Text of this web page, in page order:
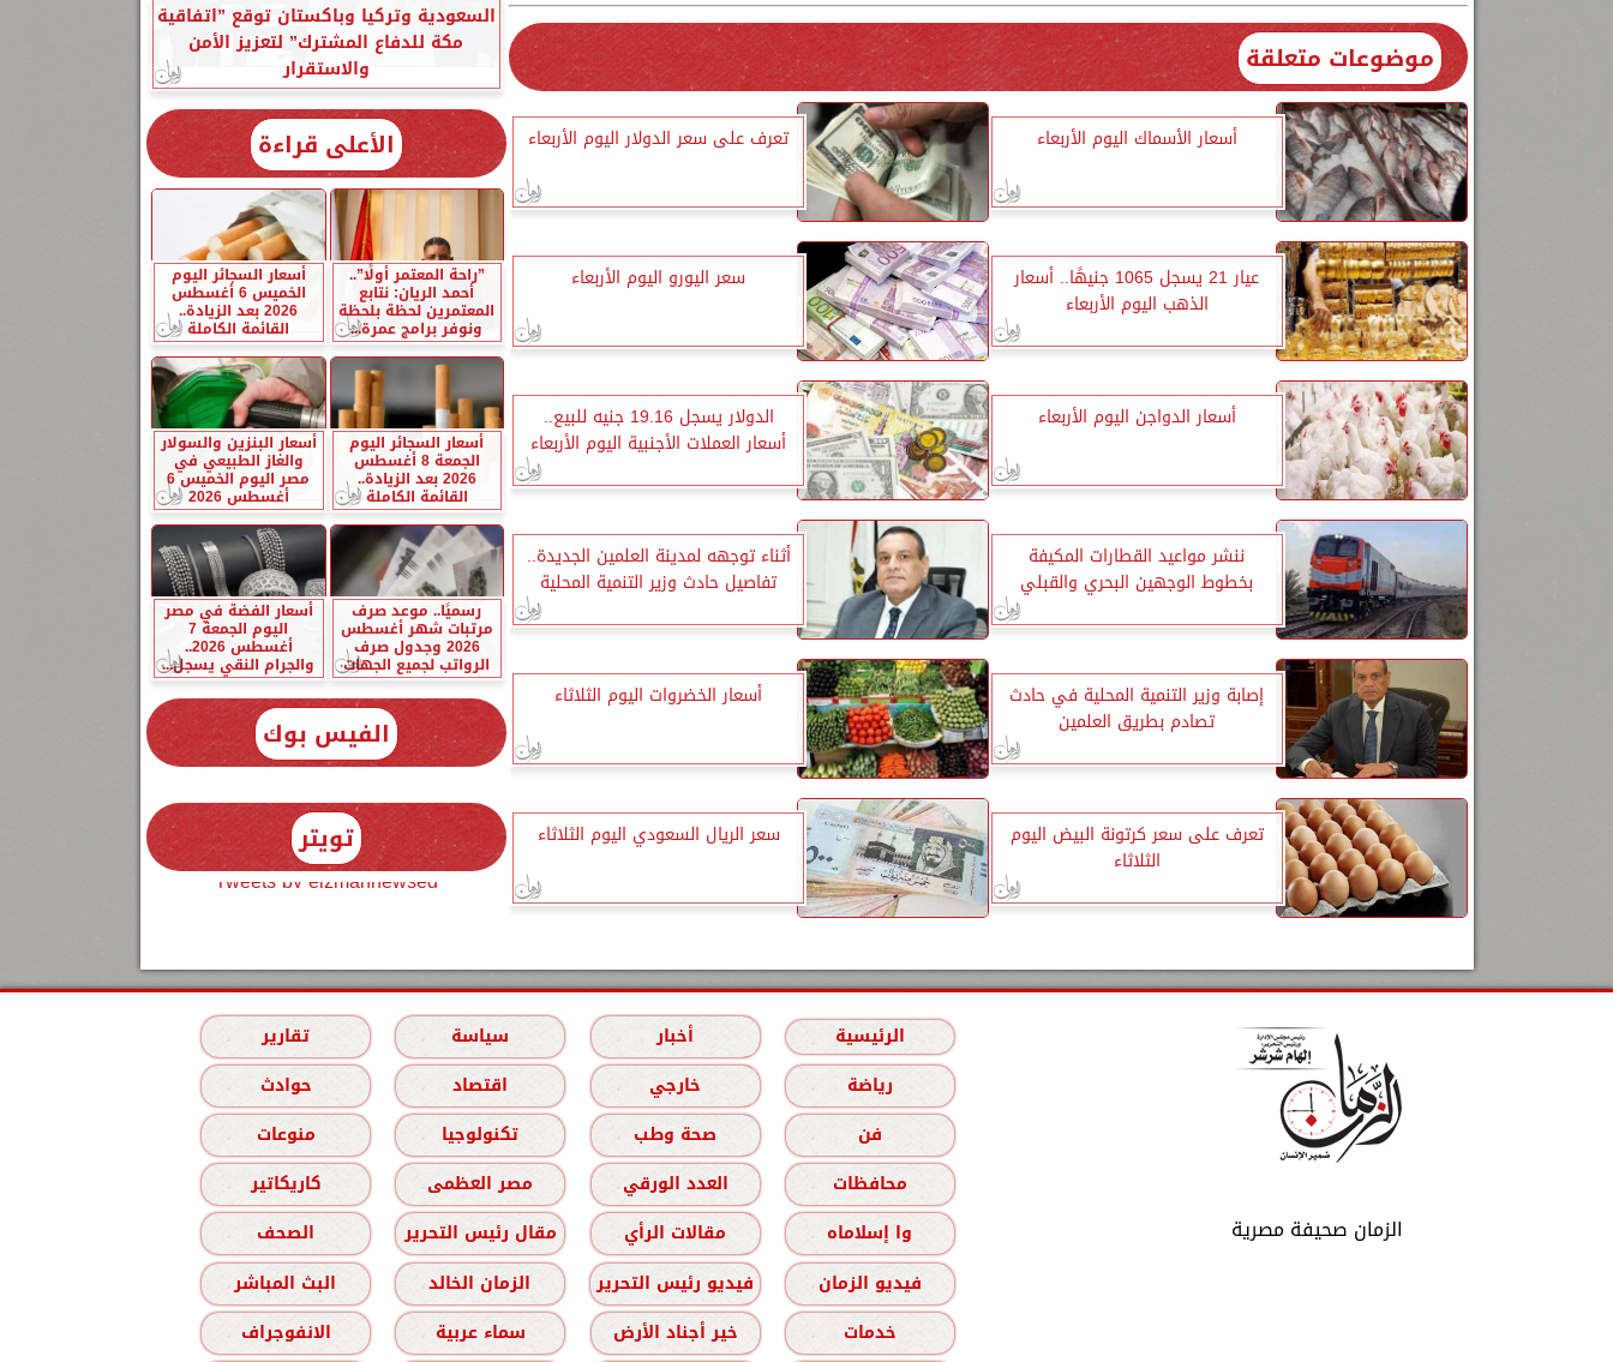
موضوعات متعلقة
أسعار الأسماك اليوم الأربعاء تعرف على سعر الدولار اليوم الأربعاء
عيار 21 يسجل 1065 جنيهًا.. أسعار
الذهب اليوم الأربعاء
سعر اليورو اليوم الأربعاء
أسعار الدواجن اليوم الأربعاء
الدولار يسجل 19.16 جنيه للبيع..
أسعار العملات الأجنبية اليوم الأربعاء
ننشر مواعيد القطارات المكيفة
بخطوط الوجهين البحري والقبلي
أثناء توجهه لمدينة العلمين الجديدة..
تفاصيل حادث وزير التنمية المحلية
إصابة وزير التنمية المحلية في حادث
تصادم بطريق العلمين
أسعار الخضروات اليوم الثلاثاء
تعرف على سعر كرتونة البيض اليوم
الثلاثاء
سعر الريال السعودي اليوم الثلاثاء
السعودية وتركيا وباكستان توقع ”اتفاقية
مكة للدفاع المشترك” لتعزيز الأمن
والاستقرار
الأعلى قراءة
”راحة المعتمر أولًا”..
أحمد الريان: نتابع
المعتمرين لحظة بلحظة
ونوفر برامج عمرة...
أسعار السجائر اليوم
الخميس 6 أغسطس
2026 بعد الزيادة..
القائمة الكاملة
أسعار السجائر اليوم
الجمعة 8 أغسطس
2026 بعد الزيادة..
القائمة الكاملة
أسعار البنزين والسولار
والغاز الطبيعي في
مصر اليوم الخميس 6
أغسطس 2026
رسميًا.. موعد صرف
مرتبات شهر أغسطس
2026 وجدول صرف
الرواتب لجميع الجهات
أسعار الفضة في مصر
اليوم الجمعة 7
أغسطس 2026..
والجرام النقي يسجل...
الفيس بوك
تويتر
Tweets by elzmannewseg
الزمان صحيفة مصرية
الرئيسية أخبار سياسة
تقارير
رياضة
خارجي اقتصاد
حوادث
فن
صحة وطب تكنولوجيا
منوعات
محافظات
العدد الورقي مصر العظمى
كاريكاتير
وا إسلاماه
مقالات الرأي مقال رئيس التحرير
الصحف
فيديو الزمان
فيديو رئيس التحرير الزمان الخالد
البث المباشر
خدمات
خير أجناد الأرض سماء عربية الانفوجراف